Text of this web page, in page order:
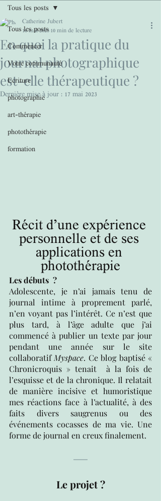
Tous les posts
Commencer
Votre communauté
Ecriture
photographie
art-thérapie
photothérapie
formation
Tous les posts
En quoi la pratique du
journal photographique
est-elle thérapeutique ?
Catherine Jubert
16 mai 2023 10 min de lecture
Dernière mise à jour : 17 mai 2023
Récit d’une expérience
personnelle et de ses
applications en
photothérapie
Les débuts  ?
Adolescente, je n’ai jamais tenu de
journal intime à proprement parlé,
n’en voyant pas l’intérêt. Ce n’est que
plus tard, à l’âge adulte que j’ai
commencé à publier un texte par jour
pendant une année sur le site
collaboratif Myspace. Ce blog baptisé «
Chronicroquis » tenait  à la fois de
l’esquisse et de la chronique. Il relatait
de manière incisive et humoristique
mes réactions face à l’actualité, à des
faits divers saugrenus ou des
événements cocasses de ma vie. Une
forme de journal en creux finalement.
Le projet ?